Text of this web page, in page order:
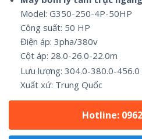
Model: G350-250-4P-50HP
Công suất: 50 HP
Điện áp: 3pha/380v
Cột áp: 28.0-26.0-22.0m
Lưu lượng: 304.0-380.0-456.0
Xuất xứ: Trung Quốc
Hotline: